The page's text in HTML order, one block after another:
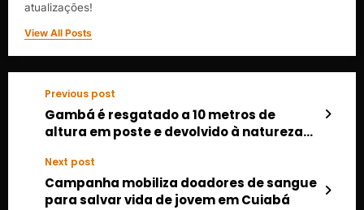
atualizações!
View All Posts
Previous post
Gambá é resgatado a 10 metros de
altura em poste e devolvido à natureza
Next post
Campanha mobiliza doadores de sangue
para salvar vida de jovem em Cuiabá